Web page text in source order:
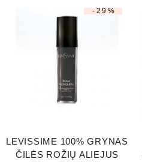
-29%
LEVISSIME 100% GRYNAS
ČILĖS ROŽIŲ ALIEJUS